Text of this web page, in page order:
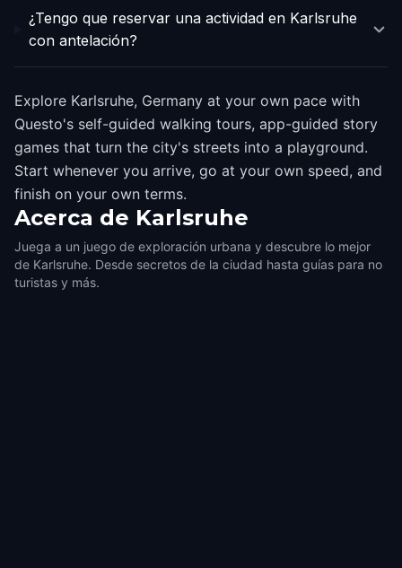
¿Tengo que reservar una actividad en Karlsruhe
con antelación?
Explore Karlsruhe, Germany at your own pace with
Questo's self-guided walking tours, app-guided story
games that turn the city's streets into a playground.
Start whenever you arrive, go at your own speed, and
finish on your own terms.
Acerca de Karlsruhe
Juega a un juego de exploración urbana y descubre lo mejor
de Karlsruhe. Desde secretos de la ciudad hasta guías para no
turistas y más.